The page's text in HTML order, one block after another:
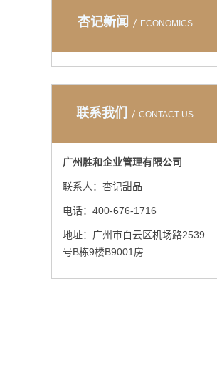
杏记新闻 ECONOMICS
联系我们 CONTACT US
广州胜和企业管理有限公司
联系人：杏记甜品
电话：400-676-1716
地址：广州市白云区机场路2539
号B栋9楼B9001房